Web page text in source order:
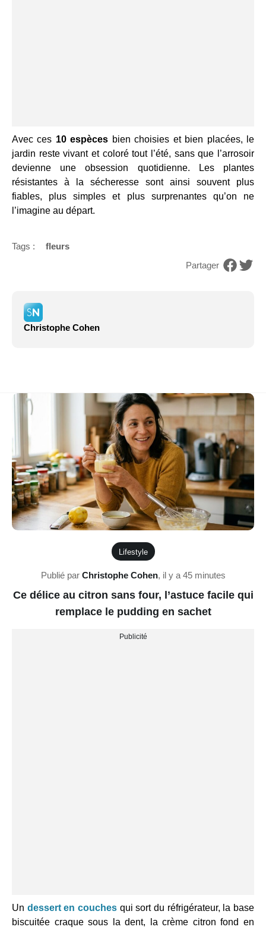
Avec ces 10 espèces bien choisies et bien placées, le
jardin reste vivant et coloré tout l’été, sans que l’arrosoir
devienne une obsession quotidienne. Les plantes
résistantes à la sécheresse sont ainsi souvent plus
fiables, plus simples et plus surprenantes qu’on ne
l’imagine au départ.
Tags :
fleurs
Partager
Christophe Cohen
Lifestyle
Publié par Christophe Cohen, il y a 45 minutes
Ce délice au citron sans four, l’astuce facile qui
remplace le pudding en sachet
Un dessert en couches qui sort du réfrigérateur, la base
biscuitée craque sous la dent, la crème citron fond en